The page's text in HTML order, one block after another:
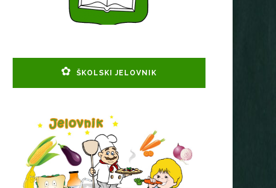
ŠKOLSKI JELOVNIK